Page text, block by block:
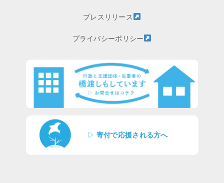
プレスリリース
プライバシーポリシー
▷ 寄付で応援される方へ